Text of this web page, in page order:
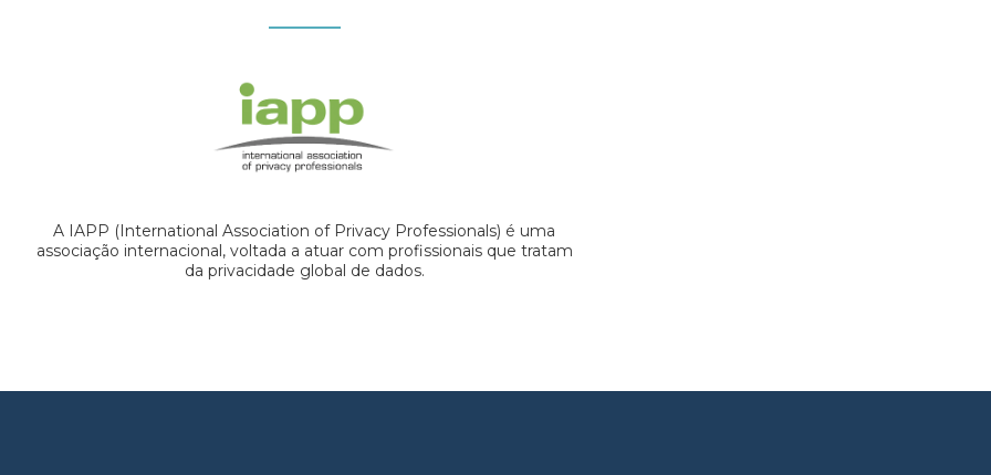
A IAPP (International Association of Privacy Professionals) é uma
associação internacional, voltada a atuar com profissionais que tratam
da privacidade global de dados.